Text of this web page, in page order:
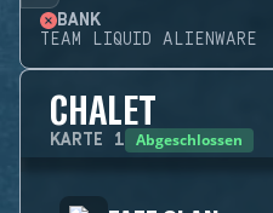
BANK
TEAM LIQUID ALIENWARE
CHALET
KARTE 1 Abgeschlossen